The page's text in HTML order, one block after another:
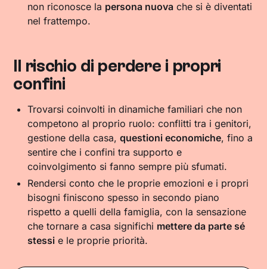
non riconosce la persona nuova che si è diventati
nel frattempo.
Il rischio di perdere i propri
confini
Trovarsi coinvolti in dinamiche familiari che non
competono al proprio ruolo: conflitti tra i genitori,
gestione della casa,questioni economiche, fino a
sentire che i confini tra supporto e
coinvolgimento si fanno sempre più sfumati.
Rendersi conto che le proprie emozioni e i propri
bisogni finiscono spesso in secondo piano
rispetto a quelli della famiglia, con la sensazione
che tornare a casa significhi mettere da parte sé
stessi e le proprie priorità.